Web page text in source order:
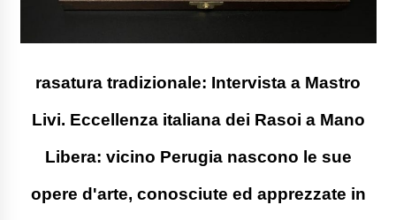
rasatura tradizionale: Intervista a Mastro
Livi. Eccellenza italiana dei Rasoi a Mano
Libera: vicino Perugia nascono le sue
opere d'arte, conosciute ed apprezzate in